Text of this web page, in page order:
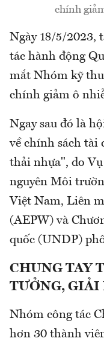
chính
Ngày 18/5/2023,
tác hành động
mắt Nhóm kỹ
chính giảm ô
Ngay sau đó là
về chính sách tài
thải nhựa", do
nguyên Môi
Việt Nam, Liên
(AEPW) và
quốc (UNDP)
CHUNG TAY
TƯỞNG, GIẢI
Nhóm công tác
hơn 30 thành